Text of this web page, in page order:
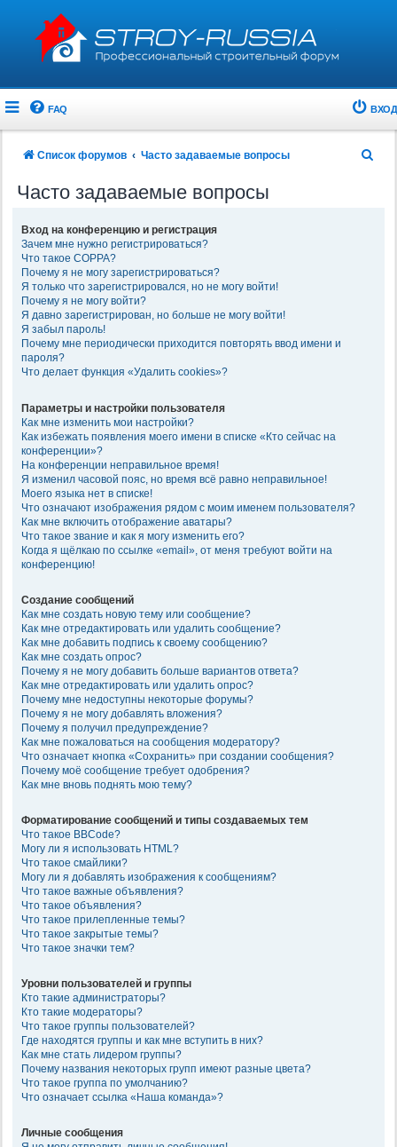
FAQ ВХОД
Список форумов Часто задаваемые вопросы
Часто задаваемые вопросы
Вход на конференцию и регистрация
Зачем мне нужно регистрироваться?
Что такое COPPA?
Почему я не могу зарегистрироваться?
Я только что зарегистрировался, но не могу войти!
Почему я не могу войти?
Я давно зарегистрирован, но больше не могу войти!
Я забыл пароль!
Почему мне периодически приходится повторять ввод имени и
пароля?
Что делает функция «Удалить cookies»?
Параметры и настройки пользователя
Как мне изменить мои настройки?
Как избежать появления моего имени в списке «Кто сейчас на
конференции»?
На конференции неправильное время!
Я изменил часовой пояс, но время всё равно неправильное!
Моего языка нет в списке!
Что означают изображения рядом с моим именем пользователя?
Как мне включить отображение аватары?
Что такое звание и как я могу изменить его?
Когда я щёлкаю по ссылке «email», от меня требуют войти на
конференцию!
Создание сообщений
Как мне создать новую тему или сообщение?
Как мне отредактировать или удалить сообщение?
Как мне добавить подпись к своему сообщению?
Как мне создать опрос?
Почему я не могу добавить больше вариантов ответа?
Как мне отредактировать или удалить опрос?
Почему мне недоступны некоторые форумы?
Почему я не могу добавлять вложения?
Почему я получил предупреждение?
Как мне пожаловаться на сообщения модератору?
Что означает кнопка «Сохранить» при создании сообщения?
Почему моё сообщение требует одобрения?
Как мне вновь поднять мою тему?
Форматирование сообщений и типы создаваемых тем
Что такое BBCode?
Могу ли я использовать HTML?
Что такое смайлики?
Могу ли я добавлять изображения к сообщениям?
Что такое важные объявления?
Что такое объявления?
Что такое прилепленные темы?
Что такое закрытые темы?
Что такое значки тем?
Уровни пользователей и группы
Кто такие администраторы?
Кто такие модераторы?
Что такое группы пользователей?
Где находятся группы и как мне вступить в них?
Как мне стать лидером группы?
Почему названия некоторых групп имеют разные цвета?
Что такое группа по умолчанию?
Что означает ссылка «Наша команда»?
Личные сообщения